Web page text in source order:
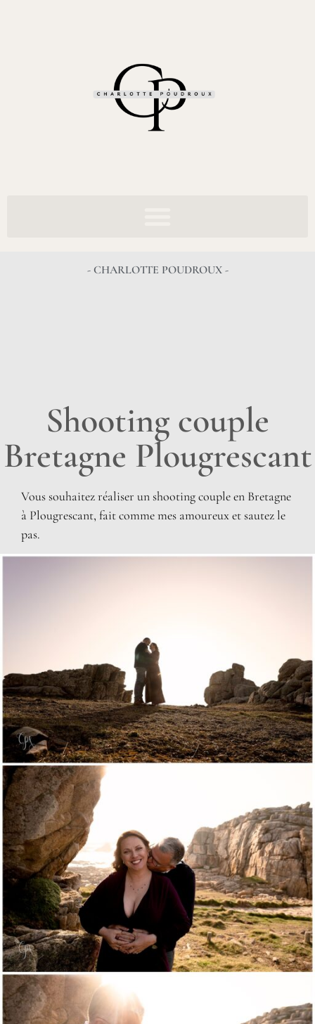
- CHARLOTTE POUDROUX -
Shooting couple
Bretagne Plougrescant
Vous souhaitez réaliser un shooting couple en Bretagne
à Plougrescant, fait comme mes amoureux et sautez le
pas.